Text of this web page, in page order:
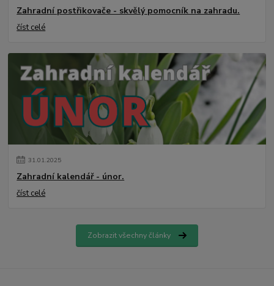
Zahradní postřikovače - skvělý pomocník na zahradu.
číst celé
31.01.2025
Zahradní kalendář - únor.
číst celé
Zobrazit všechny články